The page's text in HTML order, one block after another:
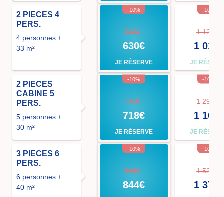
2 PIECES 4
PERS.
4 personnes ±
33 m²
2 PIECES
CABINE 5
PERS.
5 personnes ±
30 m²
3 PIECES 6
PERS.
6 personnes ±
40 m²
-10%
700€
630€
JE RÉSERVE
-10%
798€
718€
JE RÉSERVE
-10%
938€
844€
-10%
1 127€
1 014€
JE
-10%
1 295€
1 166€
JE
-10%
1 526€
1 373€